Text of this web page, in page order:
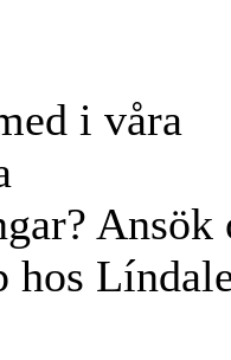
i våra
Ansök
hos